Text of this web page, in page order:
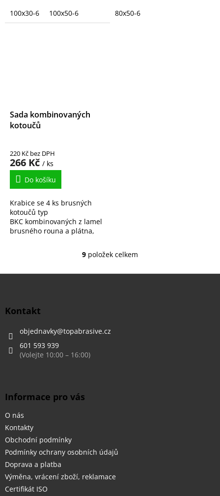
100x30-6
100x50-6
80x50-6
Sada kombinovaných
kotoučů
220 Kč bez DPH
266 Kč / ks
Do košíku
Krabice se 4 ks brusných
kotoučů typ
BKC kombinovaných z lamel
brusného rouna a plátna,
O
l
p
9 položek celkem
Z
Kontakt
objednavky@topabrasive.cz
601 593 939
Informace pro vás
O nás
Kontakty
Obchodní podmínky
Podmínky ochrany osobních údajů
Doprava a platba
Výměna, vrácení zboží, reklamace
Certifikát ISO